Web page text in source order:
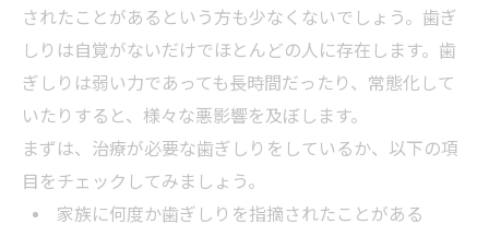
されたことがあるという方も少なくないでしょう。歯ぎ
しりは自覚がないだけでほとんどの人に存在します。歯
ぎしりは弱い力であっても長時間だったり、常態化して
いたりすると、様々な悪影響を及ぼします。
まずは、治療が必要な歯ぎしりをしているか、以下の項
目をチェックしてみましょう。
家族に何度か歯ぎしりを指摘されたことがある